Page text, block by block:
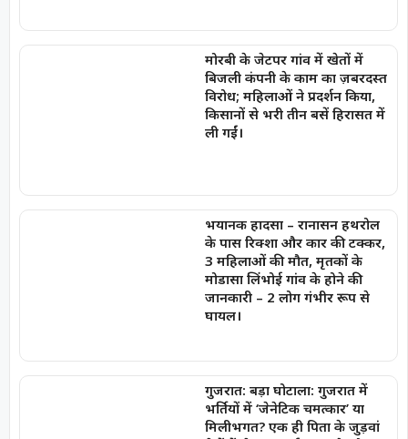
मोरबी के जेटपर गांव में खेतों में
बिजली कंपनी के काम का ज़बरदस्त
विरोध; महिलाओं ने प्रदर्शन किया,
किसानों से भरी तीन बसें हिरासत में
ली गईं।
भयानक हादसा – रानासन हथरोल
के पास रिक्शा और कार की टक्कर,
3 महिलाओं की मौत, मृतकों के
मोडासा लिंभोई गांव के होने की
जानकारी – 2 लोग गंभीर रूप से
घायल।
गुजरात: बड़ा घोटाला: गुजरात में
भर्तियों में ‘जेनेटिक चमत्कार’ या
मिलीभगत? एक ही पिता के जुड़वां